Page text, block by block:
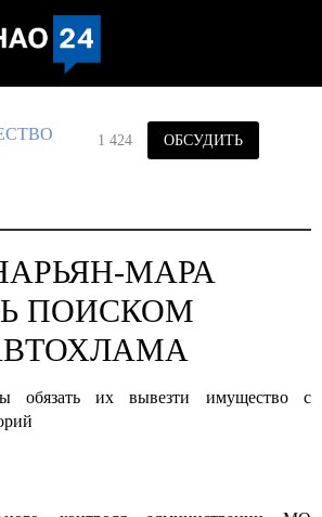
1 424 ОБСУДИТЬ
МАРА
ПОИСКОМ
обязать их вывезти имущество с